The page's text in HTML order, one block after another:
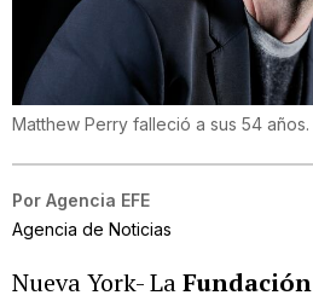
Matthew Perry falleció a sus 54 años.
Por Agencia EFE
Agencia de Noticias
Nueva York- LaFundación